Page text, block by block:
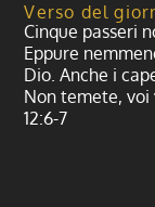
Verso del
Cinque passeri
Eppure
Dio. Anche i
Non temete,
12:6-7